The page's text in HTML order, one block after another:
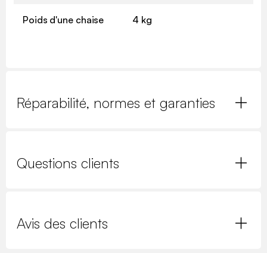
Poids d'une chaise 4 kg
Réparabilité, normes et garanties
Questions clients
Avis des clients